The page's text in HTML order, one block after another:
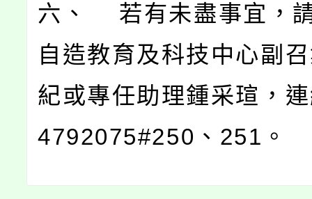
六、 若有未盡事宜，
自造教育及科技中心副
紀或專任助理鍾采瑄，
4792075#250、251。